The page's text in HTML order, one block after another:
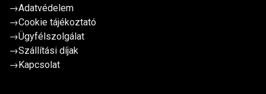
→Adatvédelem
→Cookie tájékoztató
→Ügyfélszolgálat
→Szállítási díjak
→Kapcsolat